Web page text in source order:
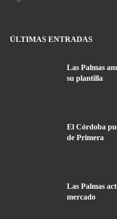
ÚLTIMAS ENTRADAS
Las Palmas
su plantilla
El Córdoba
de Primera
Las Palmas
mercado